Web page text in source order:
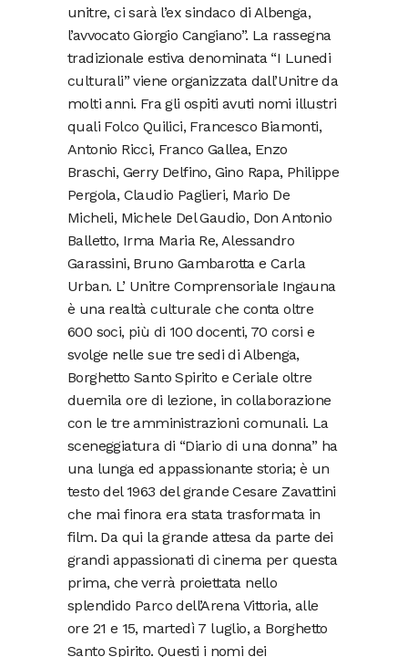
unitre, ci sarà l’ex sindaco di Albenga,
l’avvocato Giorgio Cangiano”. La rassegna
tradizionale estiva denominata “I Lunedi
culturali” viene organizzata dall’Unitre da
molti anni. Fra gli ospiti avuti nomi illustri
quali Folco Quilici, Francesco Biamonti,
Antonio Ricci, Franco Gallea, Enzo
Braschi, Gerry Delfino, Gino Rapa, Philippe
Pergola, Claudio Paglieri, Mario De
Micheli, Michele Del Gaudio, Don Antonio
Balletto, Irma Maria Re, Alessandro
Garassini, Bruno Gambarotta e Carla
Urban. L’ Unitre Comprensoriale Ingauna
è una realtà culturale che conta oltre
600 soci, più di 100 docenti, 70 corsi e
svolge nelle sue tre sedi di Albenga,
Borghetto Santo Spirito e Ceriale oltre
duemila ore di lezione, in collaborazione
con le tre amministrazioni comunali. La
sceneggiatura di “Diario di una donna” ha
una lunga ed appassionante storia; è un
testo del 1963 del grande Cesare Zavattini
che mai finora era stata trasformata in
film. Da qui la grande attesa da parte dei
grandi appassionati di cinema per questa
prima, che verrà proiettata nello
splendido Parco dell’Arena Vittoria, alle
ore 21 e 15, martedì 7 luglio, a Borghetto
Santo Spirito. Questi i nomi dei